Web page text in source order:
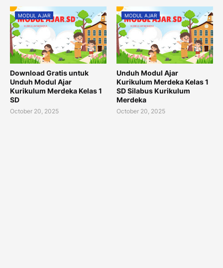
MODUL AJAR
Download Gratis untuk
Unduh Modul Ajar
Kurikulum Merdeka Kelas 1
SD
October 20, 2025
MODUL AJAR
Unduh Modul Ajar
Kurikulum Merdeka Kelas 1
SD Silabus Kurikulum
Merdeka
October 20, 2025